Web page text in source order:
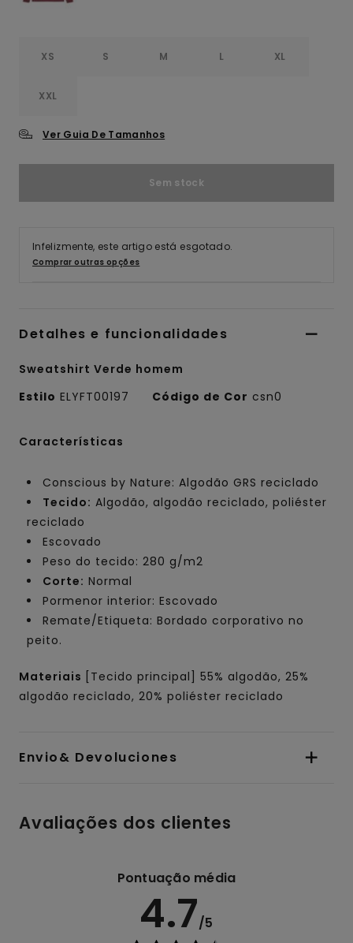
XS S M L XL
XXL
Ver Guia De Tamanhos
Sem stock
Infelizmente, este artigo está esgotado.
Comprar outras opções
Detalhes e funcionalidades
Sweatshirt Verde homem
Estilo ELYFT00197 Código de Cor csn0
Características
Conscious by Nature: Algodão GRS reciclado
Tecido: Algodão, algodão reciclado, poliéster
reciclado
Escovado
Peso do tecido: 280 g/m2
Corte: Normal
Pormenor interior: Escovado
Remate/Etiqueta: Bordado corporativo no
peito.
Materiais
[Tecido principal] 55% algodão, 25%
algodão reciclado, 20% poliéster reciclado
Envio& Devoluciones
Avaliações dos clientes
Pontuação média
4.7/5